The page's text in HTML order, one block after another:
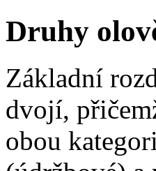
Druhy
Základní
dvojí,
obou